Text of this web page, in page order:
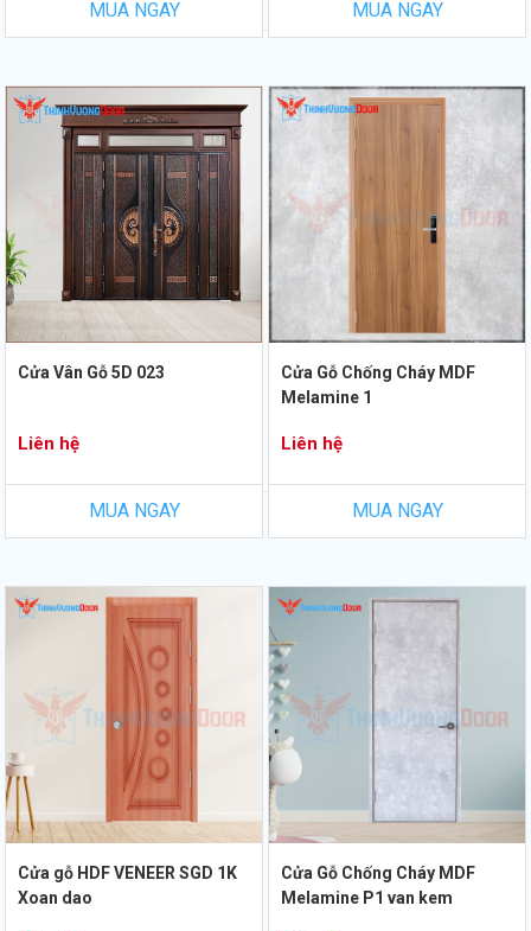
MUA NGAY MUA NGAY
Cửa Vân Gỗ 5D 023
Liên hệ
MUA NGAY
Cửa Gỗ Chống Cháy MDF
Melamine 1
Liên hệ
MUA NGAY
Cửa gỗ HDF VENEER SGD 1K
Xoan dao
Cửa Gỗ Chống Cháy MDF
Melamine P1 van kem